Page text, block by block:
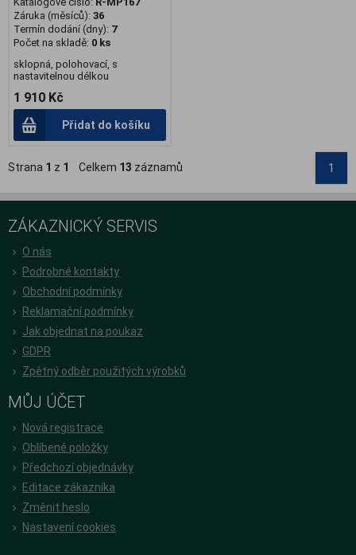
Záruka (měsíců): 36
Termín dodání (dny): 7
Počet na skladě: 0 ks
sklopná, polohovací, s
nastavitelnou délkou
1 910 Kč
Přidat do košíku
Strana 1 z 1 Celkem 13 záznamů 1
ZÁKAZNICKÝ SERVIS
O nás
Podrobné kontakty
Obchodní podmínky
Reklamační podmínky
Jak objednat na poukaz
GDPR
Zpětný odběr použitých výrobků
MŮJ ÚČET
Nová registrace
Oblíbené položky
Předchozí objednávky
Editace zákazníka
Změnit heslo
Nastavení cookies